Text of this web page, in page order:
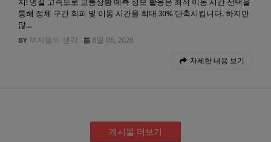
지! 명절 고속도로 교통상황 예측 정보 활용은 최적 이동 시간 선택을
통해 정체 구간 회피 및 이동 시간을 최대 30% 단축시킵니다. 하지만
많…
부자들의 생각
8월 06, 2026
자세한 내용 보기
게시물 더보기